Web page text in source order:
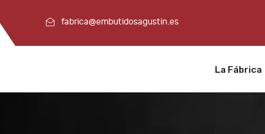
fabrica@embutidosagustin.es
La Fábrica